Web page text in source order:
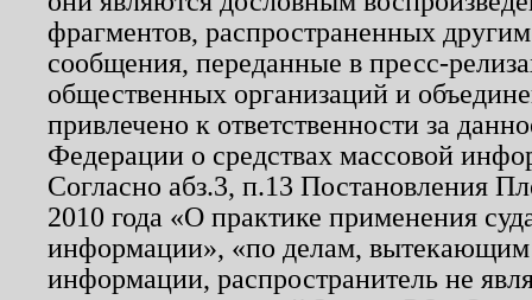
фрагментов, распространенных
сообщения, переданные в пресс-
общественных организаций и
привлечено к ответственности за
Федерации о средствах массовой
Согласно абз.3, п.13 Постановления
2010 года «О практике применения
информации», «по делам, вытекающим
информации, распространитель не